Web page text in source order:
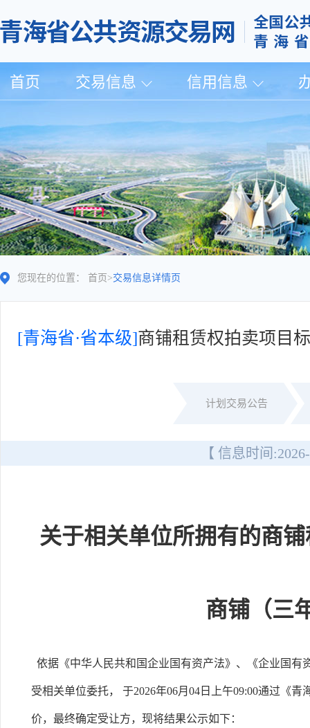
首页 交易信息 信用信息
您现在的位置： 首页 >交易信息详情页
[青海省·省本级]商铺租赁权拍卖项目
计划交易公告
【 信息时间:
关于相关单位所拥有的商
商铺（三
依据《中华人民共和国企业国有资产法》、《企业国
受相关单位委托， 于2026年06月04日上午09:00通过《
价，最终确定受让方，现将结果公示如下：